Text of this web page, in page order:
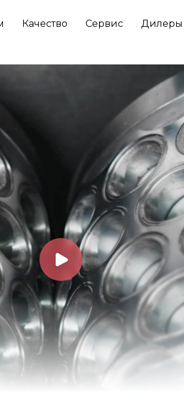
Качество Сервис Дилеры